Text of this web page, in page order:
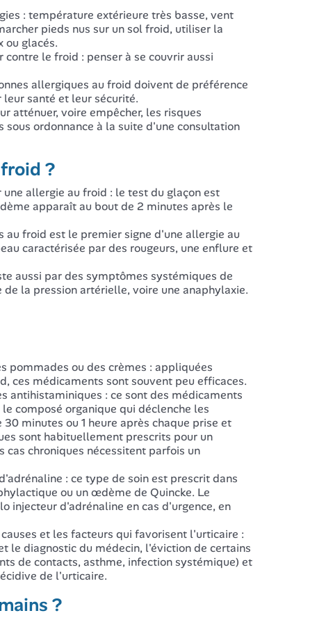
: température extérieure très basse, vent
pieds nus sur un sol froid, utiliser la
ou glacés.
le froid : penser à se couvrir aussi
allergiques au froid doivent de préférence
santé et leur sécurité.
atténuer, voire empêcher, les risques
ordonnance à la suite d'une consultation
?
allergie au froid : le test du glaçon est
apparaît au bout de 2 minutes après le
au froid est le premier signe d'une allergie au
caractérisée par des rougeurs, une enflure et
aussi par des symptômes systémiques de
la pression artérielle, voire une anaphylaxie.
pommades ou des crèmes : appliquées
ces médicaments sont souvent peu efficaces.
antihistaminiques : ce sont des médicaments
composé organique qui déclenche les
minutes ou 1 heure après chaque prise et
sont habituellement prescrits pour un
cas chroniques nécessitent parfois un
: ce type de soin est prescrit dans
ou un œdème de Quincke. Le
injecteur d'adrénaline en cas d'urgence, en
et les facteurs qui favorisent l'urticaire :
le diagnostic du médecin, l'éviction de certains
de contacts, asthme, infection systémique) et
de l'urticaire.
?